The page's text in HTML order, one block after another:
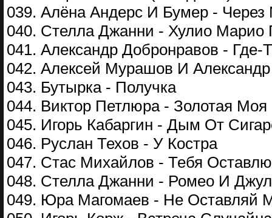
039. Алёна Андерс И Бумер - Через
040. Стелла Джанни - Хулио Марио
041. Александр Добронравов - Где-
042. Алексей Мурашов И
043. Бутырка - Получка
044. Виктор Петлюра - Золотая Моя
045. Игорь Кабаргин - Дым От
046. Руслан Техов - У Костра
047. Стас Михайлов - Тебя
048. Стелла Джанни - Ромео И
049. Юра Магомаев - Не Оставляй